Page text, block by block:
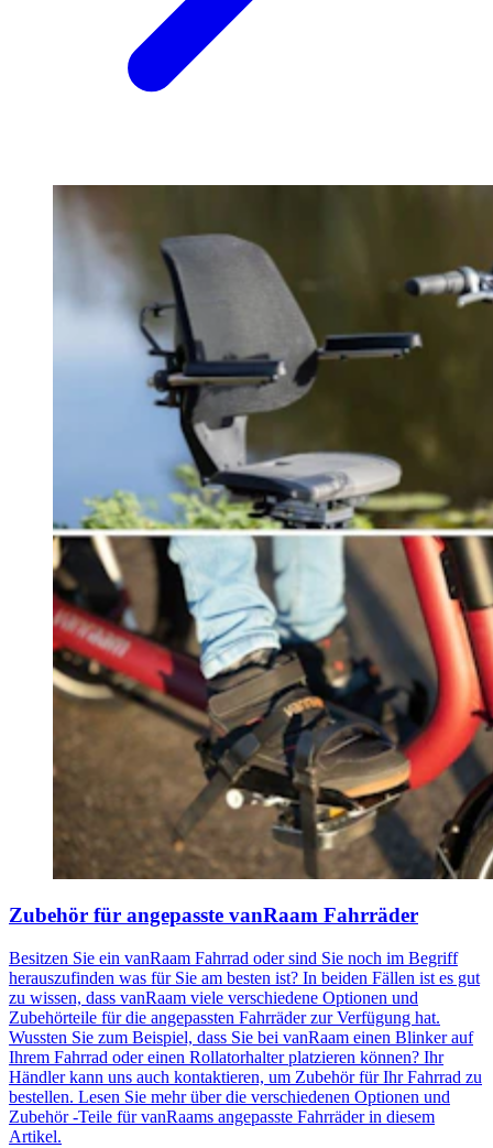
Zubehör für angepasste vanRaam Fahrräder
Besitzen Sie ein vanRaam Fahrrad oder sind Sie noch im Begriff
herauszufinden was für Sie am besten ist? In beiden Fällen ist es gut
zu wissen, dass vanRaam viele verschiedene Optionen und
Zubehörteile für die angepassten Fahrräder zur Verfügung hat.
Wussten Sie zum Beispiel, dass Sie bei vanRaam einen Blinker auf
Ihrem Fahrrad oder einen Rollatorhalter platzieren können? Ihr
Händler kann uns auch kontaktieren, um Zubehör für Ihr Fahrrad zu
bestellen. Lesen Sie mehr über die verschiedenen Optionen und
Zubehör -Teile für vanRaams angepasste Fahrräder in diesem
Artikel.